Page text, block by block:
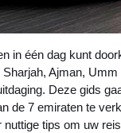
in één dag kunt
Ajman,
Deze gids
de 7 emiraten te
tips om uw